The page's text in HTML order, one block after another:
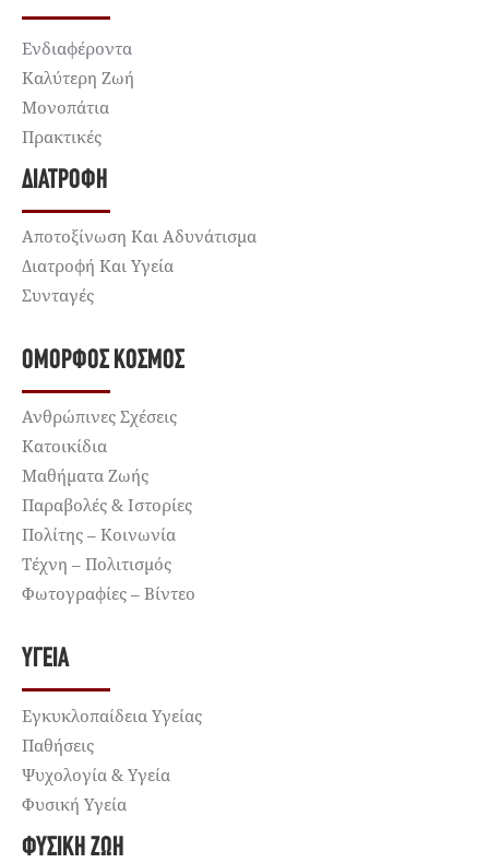
Ενδιαφέροντα
Καλύτερη Ζωή
Μονοπάτια
Πρακτικές
ΔΙΑΤΡΟΦΉ
Αποτοξίνωση Και Αδυνάτισμα
Διατροφή Και Υγεία
Συνταγές
ΌΜΟΡΦΟΣ ΚΌΣΜΟΣ
Ανθρώπινες Σχέσεις
Κατοικίδια
Μαθήματα Ζωής
Παραβολές & Ιστορίες
Πολίτης – Κοινωνία
Τέχνη – Πολιτισμός
Φωτογραφίες – Βίντεο
ΥΓΕΊΑ
Εγκυκλοπαίδεια Υγείας
Παθήσεις
Ψυχολογία & Υγεία
Φυσική Υγεία
ΦΥΣΙΚΉ ΖΩΉ